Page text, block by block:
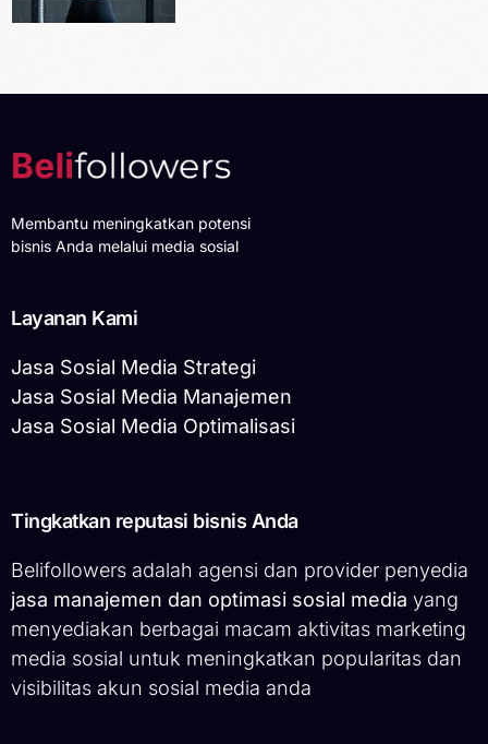
Membantu meningkatkan potensi
bisnis Anda melalui media sosial
Layanan Kami
Jasa Sosial Media Strategi
Jasa Sosial Media Manajemen
Jasa Sosial Media Optimalisasi
Tingkatkan reputasi bisnis Anda
Belifollowers adalah agensi dan provider penyedia
jasa manajemen dan optimasi sosial media yang
menyediakan berbagai macam aktivitas marketing
media sosial untuk meningkatkan popularitas dan
visibilitas akun sosial media anda